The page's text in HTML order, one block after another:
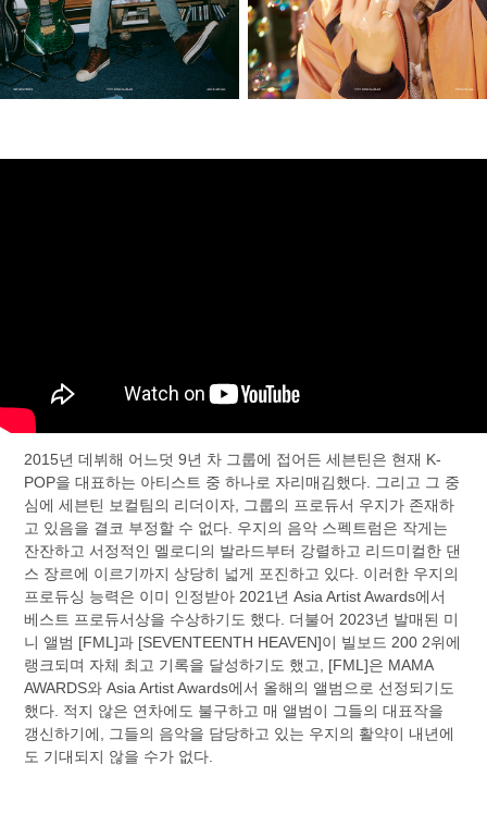
2015년 데뷔해 어느덧 9년 차 그룹에 접어든 세븐틴은 현재 K-
POP을 대표하는 아티스트 중 하나로 자리매김했다. 그리고 그 중
심에 세븐틴 보컬팀의 리더이자, 그룹의 프로듀서 우지가 존재하
고 있음을 결코 부정할 수 없다. 우지의 음악 스펙트럼은 작게는
잔잔하고 서정적인 멜로디의 발라드부터 강렬하고 리드미컬한 댄
스 장르에 이르기까지 상당히 넓게 포진하고 있다. 이러한 우지의
프로듀싱 능력은 이미 인정받아 2021년 Asia Artist Awards에서
베스트 프로듀서상을 수상하기도 했다. 더불어 2023년 발매된 미
니 앨범 [FML]과 [SEVENTEENTH HEAVEN]이 빌보드 200 2위에
랭크되며 자체 최고 기록을 달성하기도 했고, [FML]은 MAMA
AWARDS와 Asia Artist Awards에서 올해의 앨범으로 선정되기도
했다. 적지 않은 연차에도 불구하고 매 앨범이 그들의 대표작을
갱신하기에, 그들의 음악을 담당하고 있는 우지의 활약이 내년에
도 기대되지 않을 수가 없다.